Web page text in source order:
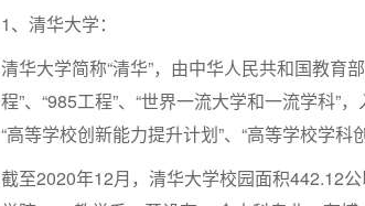
1、清华大学：
清华大学简称“清华”，由中华人民共和国教育
程”、“985工程”、“世界一流大学和一流学科”
“高等学校创新能力提升计划”、“高等学校学科
截至2020年12月，清华大学校园面积442.12